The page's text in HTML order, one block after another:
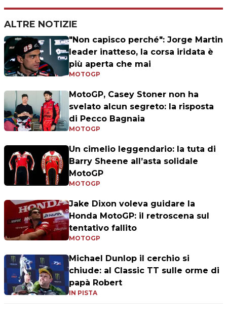
ALTRE NOTIZIE
"Non capisco perché": Jorge Martin
leader inatteso, la corsa iridata è
più aperta che mai
MOTOGP
MotoGP, Casey Stoner non ha
svelato alcun segreto: la risposta
di Pecco Bagnaia
MOTOGP
Un cimelio leggendario: la tuta di
Barry Sheene all’asta solidale
MotoGP
MOTOGP
Jake Dixon voleva guidare la
Honda MotoGP: il retroscena sul
tentativo fallito
MOTOGP
Michael Dunlop il cerchio si
chiude: al Classic TT sulle orme di
papà Robert
IN PISTA